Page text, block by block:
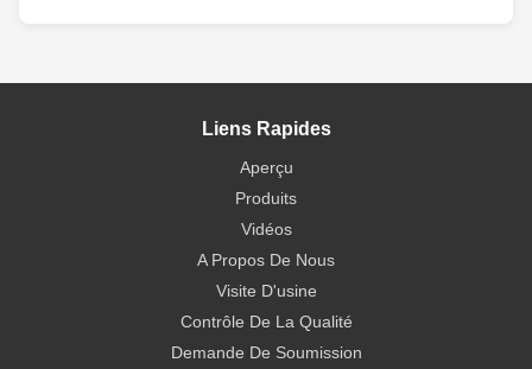
Liens Rapides
Aperçu
Produits
Vidéos
A Propos De Nous
Visite D'usine
Contrôle De La Qualité
Demande De Soumission